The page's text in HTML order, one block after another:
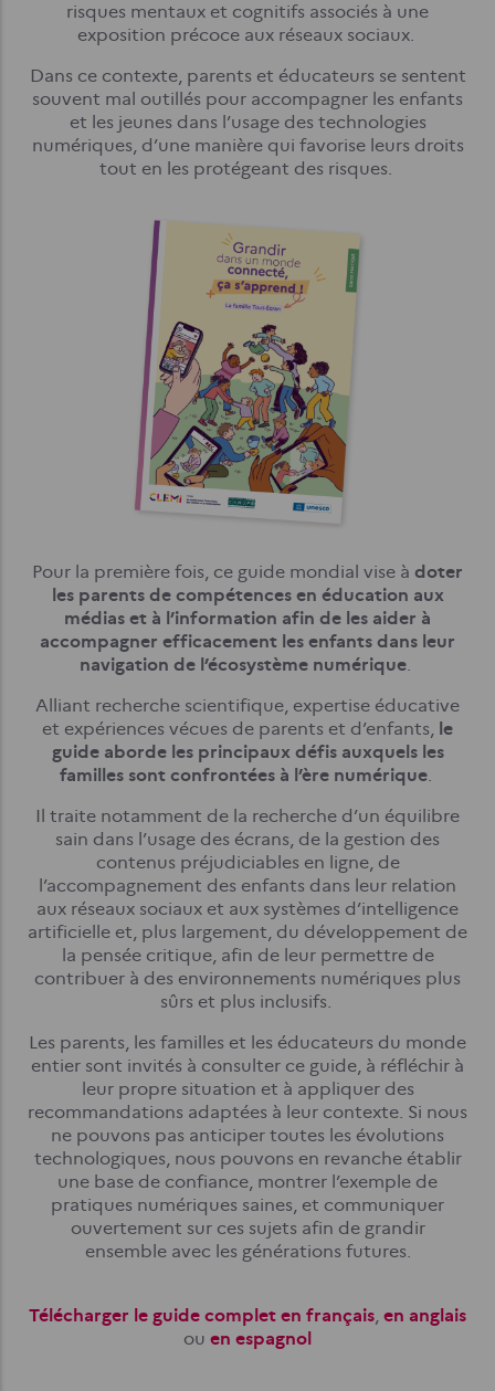
risques mentaux et cognitifs associés à une
exposition précoce aux réseaux sociaux.
Dans ce contexte, parents et éducateurs se sentent
souvent mal outillés pour accompagner les enfants
et les jeunes dans l’usage des technologies
numériques, d’une manière qui favorise leurs droits
tout en les protégeant des risques.
Pour la première fois, ce guide mondial vise à doter
les parents de compétences en éducation aux
médias et à l’information afin de les aider à
accompagner efficacement les enfants dans leur
navigation de l’écosystème numérique.
Alliant recherche scientifique, expertise éducative
et expériences vécues de parents et d’enfants, le
guide aborde les principaux défis auxquels les
familles sont confrontées à l’ère numérique.
Il traite notamment de la recherche d’un équilibre
sain dans l’usage des écrans, de la gestion des
contenus préjudiciables en ligne, de
l’accompagnement des enfants dans leur relation
aux réseaux sociaux et aux systèmes d’intelligence
artificielle et, plus largement, du développement de
la pensée critique, afin de leur permettre de
contribuer à des environnements numériques plus
sûrs et plus inclusifs.
Les parents, les familles et les éducateurs du monde
entier sont invités à consulter ce guide, à réfléchir à
leur propre situation et à appliquer des
recommandations adaptées à leur contexte. Si nous
ne pouvons pas anticiper toutes les évolutions
technologiques, nous pouvons en revanche établir
une base de confiance, montrer l’exemple de
pratiques numériques saines, et communiquer
ouvertement sur ces sujets afin de grandir
ensemble avec les générations futures.
Télécharger le guide complet en français, en anglais
ou en espagnol